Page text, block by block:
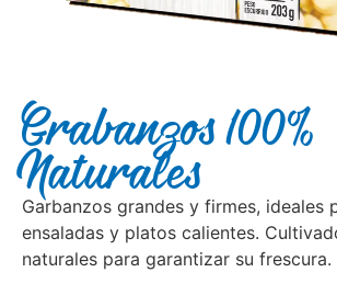
Grabanzos 100%
Naturales
Garbanzos grandes y firmes, ideales
ensaladas y platos calientes.
naturales para garantizar su frescura.